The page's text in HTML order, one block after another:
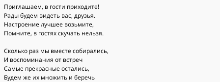
Приглашаем, в гости приходите!
Рады будем видеть вас, друзья.
Настроение лучшее возьмите,
Помните, в гостях скучать нельзя.
Сколько раз мы вместе собирались,
И воспоминания от встреч
Самые прекрасные остались,
Будем же их множить и беречь